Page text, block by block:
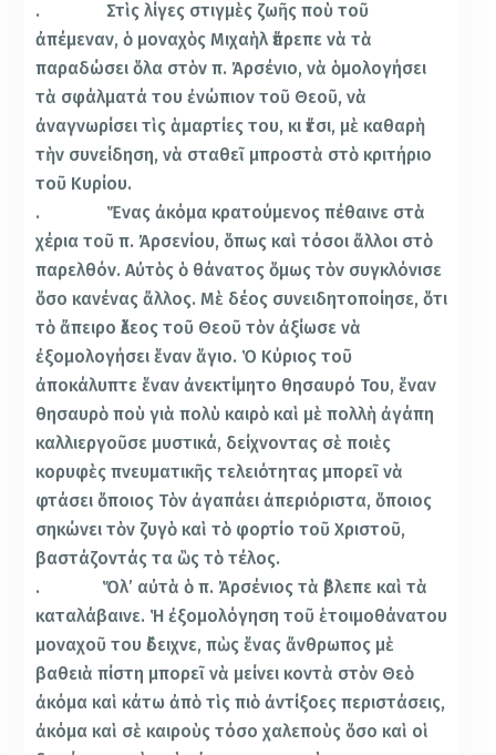
. Στὶς λίγες στιγμὲς ζωῆς ποὺ τοῦ
ἀπέμεναν, ὁ μοναχὸς Μιχαὴλ ἔπρεπε νὰ τὰ
παραδώσει ὅλα στὸν π. Ἀρσένιο, νὰ ὁμολογήσει
τὰ σφάλματά του ἐνώπιον τοῦ Θεοῦ, νὰ
ἀναγνωρίσει τὶς ἁμαρτίες του, κι ἔτσι, μὲ καθαρὴ
τὴν συνείδηση, νὰ σταθεῖ μπροστὰ στὸ κριτήριο
τοῦ Κυρίου.
. Ἕνας ἀκόμα κρατούμενος πέθαινε στὰ
χέρια τοῦ π. Ἀρσενίου, ὅπως καὶ τόσοι ἄλλοι στὸ
παρελθόν. Αὐτὸς ὁ θάνατος ὅμως τὸν συγκλόνισε
ὅσο κανένας ἄλλος. Μὲ δέος συνειδητοποίησε, ὅτι
τὸ ἄπειρο ἔλεος τοῦ Θεοῦ τὸν ἀξίωσε νὰ
ἐξομολογήσει ἕναν ἅγιο. Ὁ Κύριος τοῦ
ἀποκάλυπτε ἕναν ἀνεκτίμητο θησαυρό Του, ἕναν
θησαυρὸ ποὺ γιὰ πολὺ καιρὸ καὶ μὲ πολλὴ ἀγάπη
καλλιεργοῦσε μυστικά, δείχνοντας σὲ ποιὲς
κορυφὲς πνευματικῆς τελειότητας μπορεῖ νὰ
φτάσει ὅποιος Τὸν ἀγαπάει ἀπεριόριστα, ὅποιος
σηκώνει τὸν ζυγὸ καὶ τὸ φορτίο τοῦ Χριστοῦ,
βαστάζοντάς τα ὣς τὸ τέλος.
. Ὅλ’ αὐτὰ ὁ π. Ἀρσένιος τὰ ἔβλεπε καὶ τὰ
καταλάβαινε. Ἡ ἐξομολόγηση τοῦ ἑτοιμοθάνατου
μοναχοῦ του ἔδειχνε, πὼς ἕνας ἄνθρωπος μὲ
βαθειὰ πίστη μπορεῖ νὰ μείνει κοντὰ στὸν Θεὸ
ἀκόμα καὶ κάτω ἀπὸ τὶς πιὸ ἀντίξοες περιστάσεις,
ἀκόμα καὶ σὲ καιροὺς τόσο χαλεποὺς ὅσο καὶ οἱ